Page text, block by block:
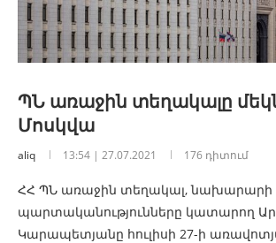
ՊՆ առաջին տեղակալը
Մոսկվա
aliq 13:54 | 27.07.2021 176 դիտում
ՀՀ ՊՆ առաջին տեղակալ, նախարարի
պարտականությունները կատարող
Կարապետյանը հուլիսի 27-ի